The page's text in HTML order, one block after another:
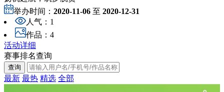
举办时间： 2020-11-06 至 2020-12-31
人气： 1
作品： 4
活动详细
赛事排名查询
最新 最热 精选 全部